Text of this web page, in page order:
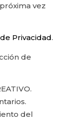
vez
Privacidad.
de
del